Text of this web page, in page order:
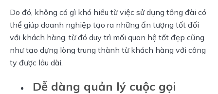
Do đó, không có gì khó hiểu từ việc sử dụng tổng đài có
thể giúp doanh nghiệp tạo ra những ấn tượng tốt đối
với khách hàng, từ đó duy trì mối quan hệ tốt đẹp cũng
như tạo dựng lòng trung thành từ khách hàng với công
ty được lâu dài.
Dễ dàng quản lý cuộc gọi